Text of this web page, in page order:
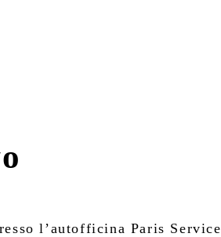
l’autofficina Paris Service